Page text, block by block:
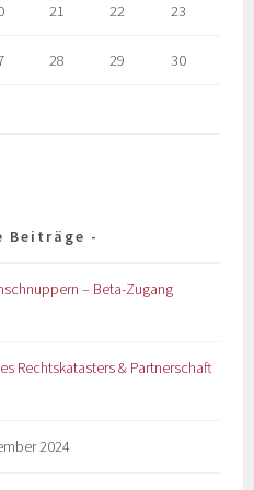
21 22 23
28 29 30
Beiträge
– Beta-Zugang
Rechtskatasters & Partnerschaft
2024